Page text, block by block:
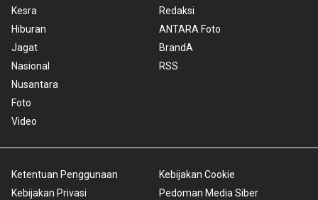
Kesra
Hiburan
Jagat
Nasional
Nusantara
Foto
Video
Redaksi
ANTARA Foto
BrandA
RSS
Ketentuan Penggunaan
Kebijakan Privasi
Kebijakan Cookie
Pedoman Media Siber